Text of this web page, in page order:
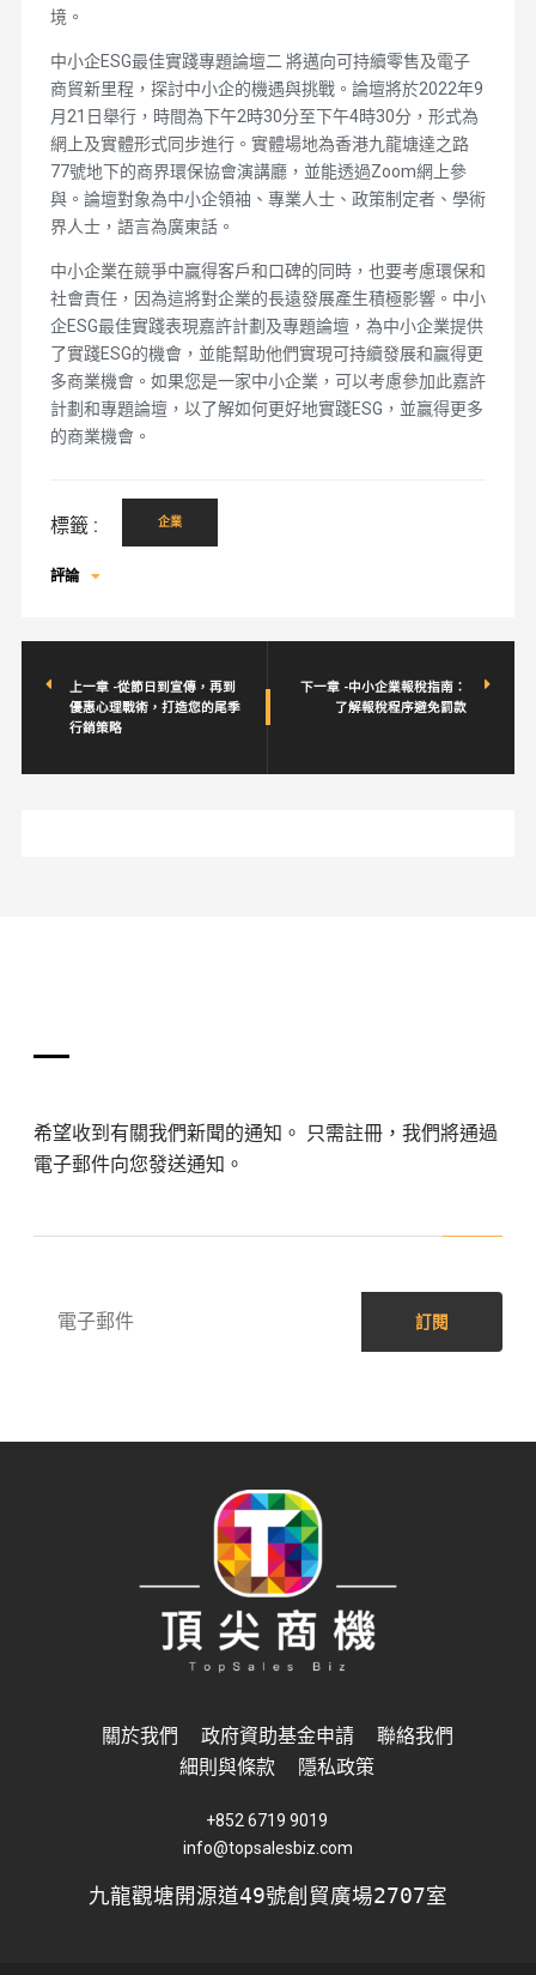
境。
中小企ESG最佳實踐專題論壇二 將邁向可持續零售及電子
商貿新里程，探討中小企的機遇與挑戰。論壇將於2022年9
月21日舉行，時間為下午2時30分至下午4時30分，形式為
網上及實體形式同步進行。實體場地為香港九龍塘達之路
77號地下的商界環保協會演講廳，並能透過Zoom網上參
與。論壇對象為中小企領袖、專業人士、政策制定者、學術
界人士，語言為廣東話。
中小企業在競爭中贏得客戶和口碑的同時，也要考慮環保和
社會責任，因為這將對企業的長遠發展產生積極影響。中小
企ESG最佳實踐表現嘉許計劃及專題論壇，為中小企業提供
了實踐ESG的機會，並能幫助他們實現可持續發展和贏得更
多商業機會。如果您是一家中小企業，可以考慮參加此嘉許
計劃和專題論壇，以了解如何更好地實踐ESG，並贏得更多
的商業機會。
標籤 : 企業
評論
上一章 -從節日到宣傳，再到
優惠心理戰術，打造您的尾季
行銷策略
下一章 -中小企業報稅指南：
了解報稅程序避免罰款
希望收到有關我們新聞的通知。 只需註冊，我們將通過
電子郵件向您發送通知。
訂閱
關於我們 政府資助基金申請
聯絡我們
細則與條款
隱私政策
+852 6719 9019
info@topsalesbiz.com
九龍觀塘開源道49號創貿廣場2707室